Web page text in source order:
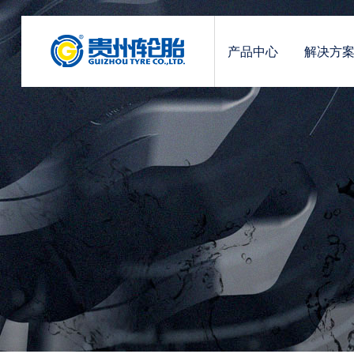
产品中心 解决方